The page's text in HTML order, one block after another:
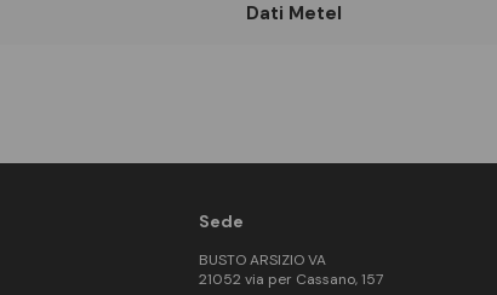
Dati Metel
Sede
BUSTO ARSIZIO VA
21052 via per Cassano, 157